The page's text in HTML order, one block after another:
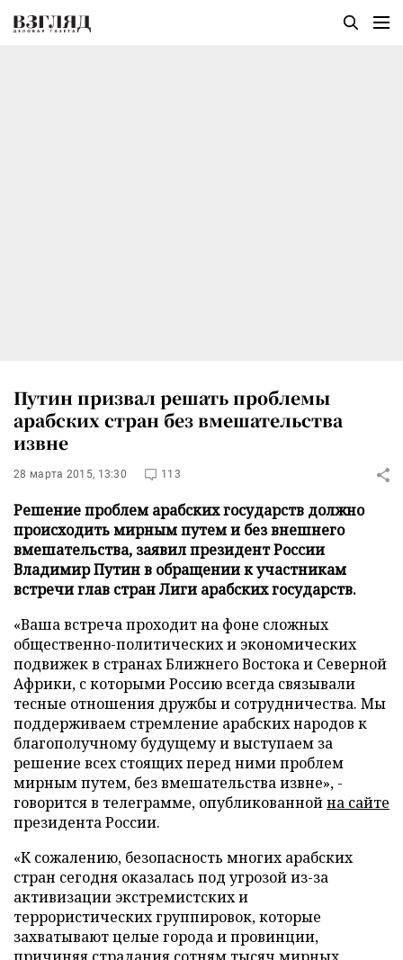
Путин призвал решать проблемы
арабских стран без вмешательства
извне
28 марта 2015, 13:30 113
Решение проблем арабских государств должно
происходить мирным путем и без внешнего
вмешательства, заявил президент России
Владимир Путин в обращении к участникам
встречи глав стран Лиги арабских государств.
«Ваша встреча проходит на фоне сложных
общественно-политических и экономических
подвижек в странах Ближнего Востока и Северной
Африки, с которыми Россию всегда связывали
тесные отношения дружбы и сотрудничества. Мы
поддерживаем стремление арабских народов к
благополучному будущему и выступаем за
решение всех стоящих перед ними проблем
мирным путем, без вмешательства извне», -
говорится в телеграмме, опубликованнойна сайте
президента России.
«К сожалению, безопасность многих арабских
стран сегодня оказалась под угрозой из-за
активизации экстремистских и
террористических группировок, которые
захватывают целые города и провинции,